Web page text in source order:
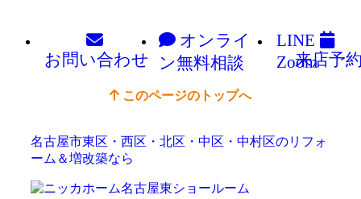
お問い合わせ
オンライ
ン無料相談
LINE
Zoom
来店予
このページのトップへ
名古屋市東区・西区・北区・中区・中村区のリフォ
ーム＆増改築なら